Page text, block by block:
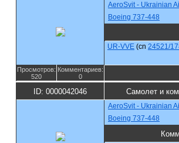
AeroSvit - Ukrainian
Boeing 737-448
UR-VVE (cn 24521/
Просмотров:
520
Комментариев:
0
ID: 0000042046 Самолет и
AeroSvit - Ukrainian
Boeing 737-448